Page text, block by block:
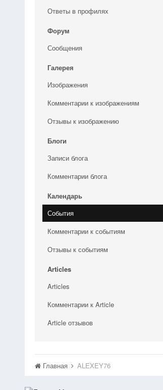
Ответы в профилях
Форум
Сообщения
Галерея
Изображения
Комментарии к изображениям
Отзывы к изображению
Блоги
Записи блога
Комментарии блога
Календарь
События
Комментарии к событиям
Отзывы к событиям
Articles
Articles
Комментарии к Article
Article отзывов
Главная ALEXEY76